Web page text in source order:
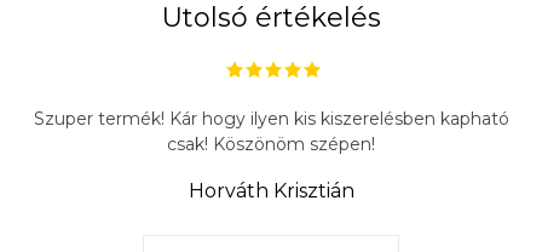
Utolsó értékelés
Szuper termék! Kár hogy ilyen kis kiszerelésben kapható
csak! Köszönöm szépen!
Horváth Krisztián